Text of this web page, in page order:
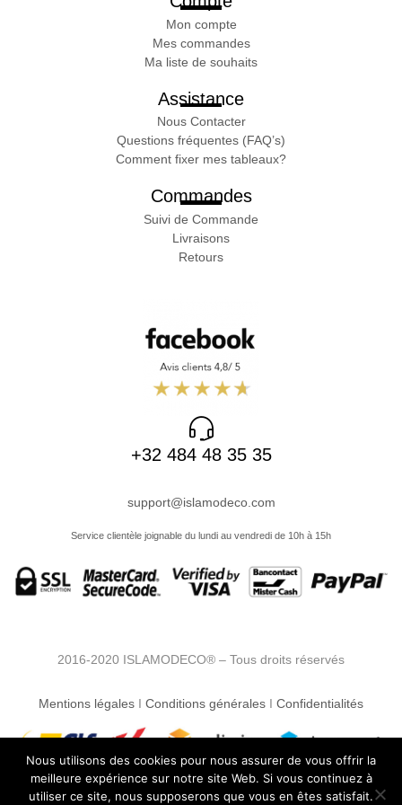
Mon compte
Mes commandes
Ma liste de souhaits
Assistance
Nous Contacter
Questions fréquentes (FAQ’s)
Comment fixer mes tableaux?
Commandes
Suivi de Commande
Livraisons
Retours
+32 484 48 35 35
support@islamodeco.com
Service clientèle joignable du lundi au vendredi de 10h à 15h
2016-2020 ISLAMODECO® – Tous droits réservés
Mentions légales I Conditions générales I Confidentialités
Nous utilisons des cookies pour nous assurer de vous offrir la
meilleure expérience sur notre site Web. Si vous continuez à
utiliser ce site, nous supposerons que vous en êtes satisfait.